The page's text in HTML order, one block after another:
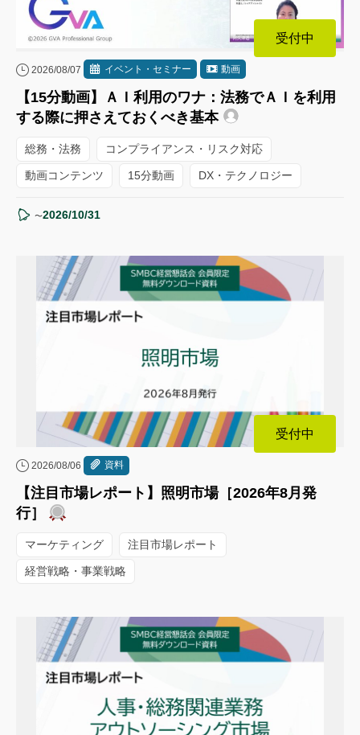
受付中
2026/08/07 イベント・セミナー 動画
【15分動画】ＡＩ利用のワナ：法務でＡＩを利用
する際に押さえておくべき基本
総務・法務 コンプライアンス・リスク対応
動画コンテンツ 15分動画 DX・テクノロジー
〜2026/10/31
受付中
2026/08/06 資料
【注目市場レポート】照明市場［2026年8月発
行］
マーケティング 注目市場レポート
経営戦略・事業戦略